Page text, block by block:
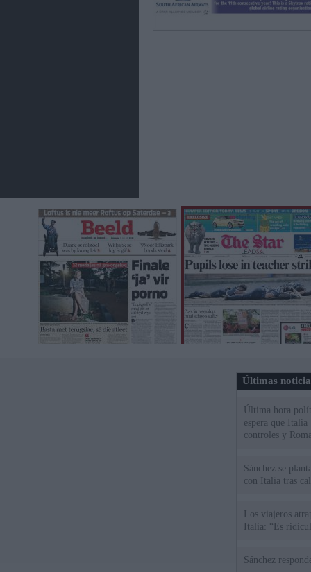
Últimas
Última hora
espera que
controles y
Sánchez se
con Italia tras
Los viajeros
Italia: “Es
Sánchez